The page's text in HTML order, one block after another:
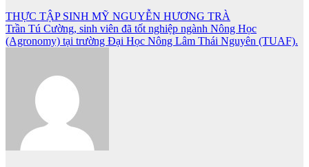
Điều
hướng
THỰC TẬP SINH MỸ NGUYỄN HƯƠNG TRÀ
Trần Tú Cường, sinh viên đã tốt nghiệp ngành Nông Học
(Agronomy) tại trường Đại Học Nông Lâm Thái Nguyên (TUAF).